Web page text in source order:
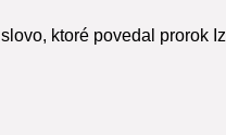
ktoré povedal prorok